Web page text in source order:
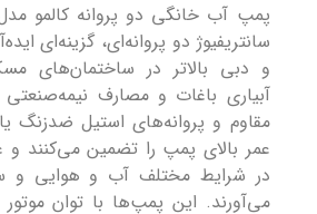
سانتریفیوژ دو پروانه‌ای، گزینه‌ای
و دبی بالاتر در ساختمان‌های
آبیاری باغات و مصارف
مقاوم و پروانه‌های استیل ضدزنگ
عمر بالای پمپ را تضمین می‌کنند و
در شرایط مختلف آب و هوایی و